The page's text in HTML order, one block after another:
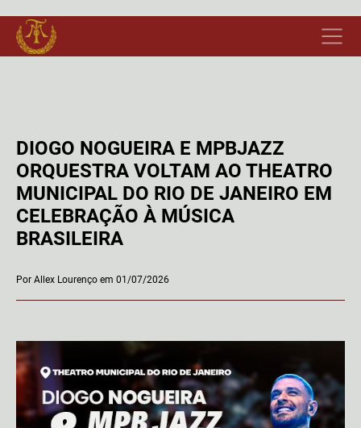
DIOGO NOGUEIRA E MPBJAZZ
ORQUESTRA VOLTAM AO THEATRO
MUNICIPAL DO RIO DE JANEIRO EM
CELEBRAÇÃO À MÚSICA
BRASILEIRA
Por Allex Lourenço em 01/07/2026